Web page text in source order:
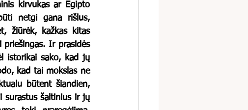
kirvukas ar Egipto
netgi gana rišlus,
žiūrėk, kažkas kitas
Ir prasidės
istorikai sako, kad jų
kad tai mokslas ne
būtent šiandien,
surastus šaltinius ir jų